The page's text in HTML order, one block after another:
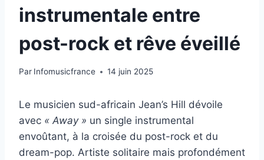
instrumentale entre
post-rock et rêve éveillé
Par Infomusicfrance 14 juin 2025
Le musicien sud-africain Jean’s Hill dévoile
avec « Away » un single instrumental
envoûtant, à la croisée du post-rock et du
dream-pop. Artiste solitaire mais profondément